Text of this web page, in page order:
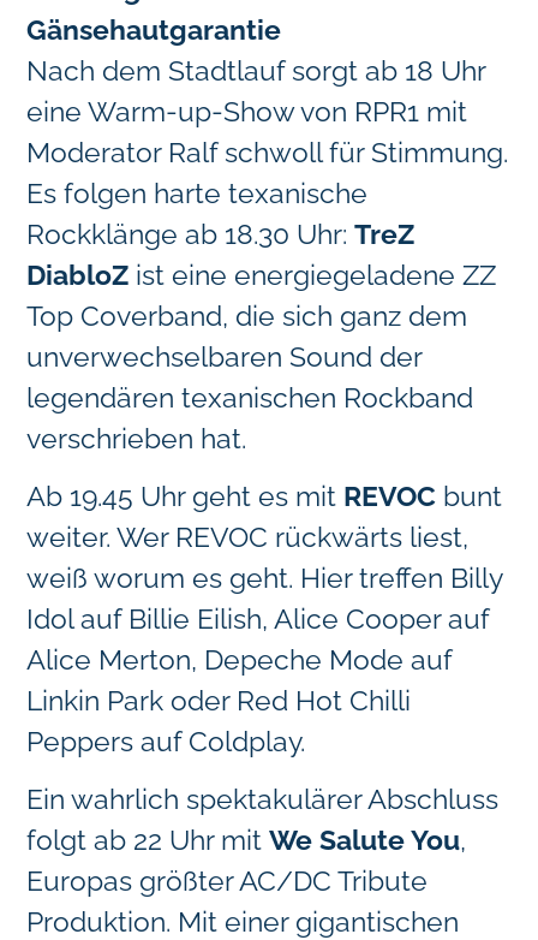
Gänsehautgarantie
Nach dem Stadtlauf sorgt ab 18 Uhr
eine Warm-up-Show von RPR1 mit
Moderator Ralf schwoll für Stimmung.
Es folgen harte texanische
Rockklänge ab 18.30 Uhr: TreZ
DiabloZ ist eine energiegeladene ZZ
Top Coverband, die sich ganz dem
unverwechselbaren Sound der
legendären texanischen Rockband
verschrieben hat.
Ab 19.45 Uhr geht es mit REVOC bunt
weiter. Wer REVOC rückwärts liest,
weiß worum es geht. Hier treffen Billy
Idol auf Billie Eilish, Alice Cooper auf
Alice Merton, Depeche Mode auf
Linkin Park oder Red Hot Chilli
Peppers auf Coldplay.
Ein wahrlich spektakulärer Abschluss
folgt ab 22 Uhr mit We Salute You,
Europas größter AC/DC Tribute
Produktion. Mit einer gigantischen